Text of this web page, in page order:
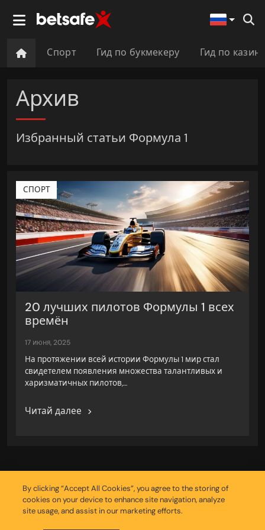
Спорт Гид по букмекеру Гид по
Архив
Избранный статьи Формула 1
СПОРТ
20 лучших пилотов Формулы 1 всех
времён
17 июня, 2025
На протяжении всей истории Формулы 1 мир стал
свидетелем появления множества талантливых и
харизматичных пилотов,…
Читай далее
Copyright © 2026
By clicking “Accept All Cookies”, you agree to the storing of
cookies on your device to enhance site navigation, analyze
site usage, and assist in our marketing efforts.